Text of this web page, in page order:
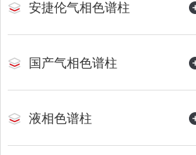
安捷伦气相色谱柱
国产气相色谱柱
液相色谱柱